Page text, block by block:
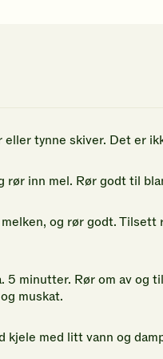
vurdering.
tynne skiver. Det er
rør inn mel. Rør godt til
og rør godt.
5 minutter. Rør om av og
muskat.
kjele med litt vann og